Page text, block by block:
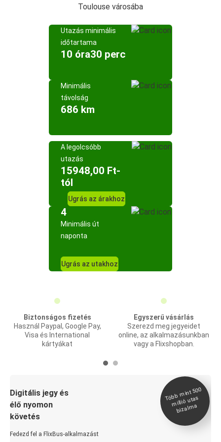
Toulouse városába
Utazás minimális
időtartama
10 óra30 perc
Minimális
távolság
686 km
A legolcsóbb
utazás
15948,00 Ft-
tól
Ugrás az árakhoz
4
Minimális út
naponta
Ugrás az utakhoz
Biztonságos fizetés
Használ Paypal, Google Pay,
Visa és International
kártyákat
Egyszerű vásárlás
Szerezd meg jegyeidet
online, az alkalmazásunkban
vagy a Flixshopban.
Digitális jegy és
élő nyomon
követés
Fedezd fel a FlixBus-alkalmazást
Több
mint 500
millió utas
bizal
ma